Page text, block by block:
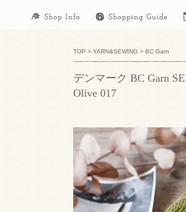
TOP > YARN&SEWING > BC Garn
デンマーク BC Garn
Olive 017